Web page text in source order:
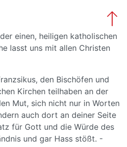
einen, heiligen katholischen
lasst uns mit allen Christen
den Bischöfen und
Kirchen teilhaben an der
Mut, sich nicht nur in Worten
auch dort an deiner Seite
für Gott und die Würde des
und gar Hass stößt. -